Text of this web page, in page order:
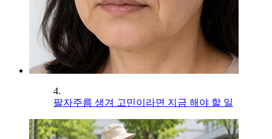
4.
팔자주름 생겨 고민이라면 지금 해야 할 일